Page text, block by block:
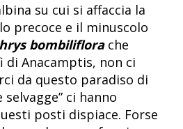
su cui si affaccia la
precoce e il minuscolo
bombiliflorache
Anacamptis, non ci
da questo paradiso di
ci hanno
posti dispiace. Forse